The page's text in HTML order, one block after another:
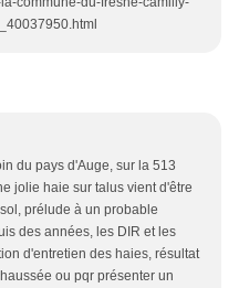
du pays d'Auge, sur la 513
jolie haie sur talus vient d'être
prélude à un probable
des années, les DIR et les
d'entretien des haies, résultat
ou pqr présenter un